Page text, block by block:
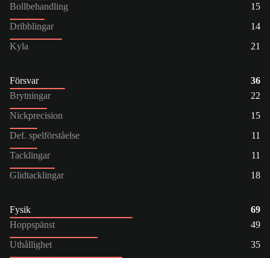
Bollbehandling
15
Dribblingar
14
Kyla
21
Försvar
36
Brytningar
22
Nickprecision
15
Def. spelförståelse
11
Tacklingar
11
Glidtacklingar
18
Fysik
69
Hoppspänst
49
Uthållighet
35